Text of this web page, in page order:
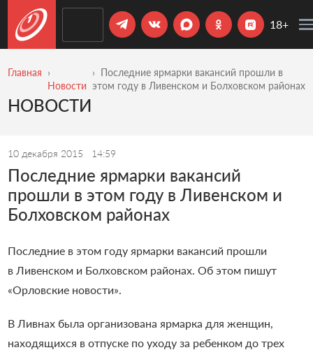
18+
Главная
Новости
Последние ярмарки вакансий прошли в
этом году в Ливенском и Болховском районах
НОВОСТИ
10 декабря 2015 14:59
Последние ярмарки вакансий
прошли в этом году в Ливенском и
Болховском районах
Последние в этом году ярмарки вакансий прошли
в Ливенском и Болховском районах. Об этом пишут
«Орловские новости».
В Ливнах была организована ярмарка для женщин,
находящихся в отпуске по уходу за ребенком до трех